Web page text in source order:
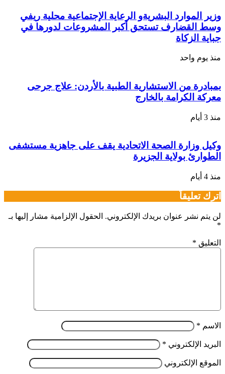
وزير الموارد البشريةو الرعاية الإجتماعية محلية ريفي
وسط القضارف تستحق أكبر المشروعات لدورها في
جباية الزكاة
منذ يوم واحد
بمبادرة من الاستشارية الطبية بالأردن: علاج جرحى
معركة الكرامة بالخارج
منذ 3 أيام
وكيل وزارة الصحة الاتحادية يقف على جاهزية مستشفى
الطوارئ بولاية الجزيرة
منذ 4 أيام
اترك تعليقاً
لن يتم نشر عنوان بريدك الإلكتروني. الحقول الإلزامية مشار إليها بـ
*
التعليق *
الاسم *
البريد الإلكتروني *
الموقع الإلكتروني